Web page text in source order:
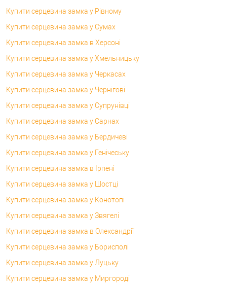
Купити серцевина замка у Рівному
Купити серцевина замка у Сумах
Купити серцевина замка в Херсоні
Купити серцевина замка у Хмельницьку
Купити серцевина замка у Черкасах
Купити серцевина замка у Чернігові
Купити серцевина замка у Супрунівці
Купити серцевина замка у Сарнах
Купити серцевина замка у Бердичеві
Купити серцевина замка у Генічеську
Купити серцевина замка в Ірпені
Купити серцевина замка у Шостці
Купити серцевина замка у Конотопі
Купити серцевина замка у Звягелі
Купити серцевина замка в Олександрії
Купити серцевина замка у Борисполі
Купити серцевина замка у Луцьку
Купити серцевина замка у Миргороді